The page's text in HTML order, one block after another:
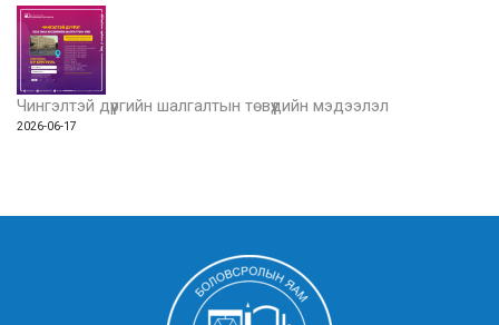
Чингэлтэй дүүргийн шалгалтын төвүүдийн мэдээлэл
2026-06-17